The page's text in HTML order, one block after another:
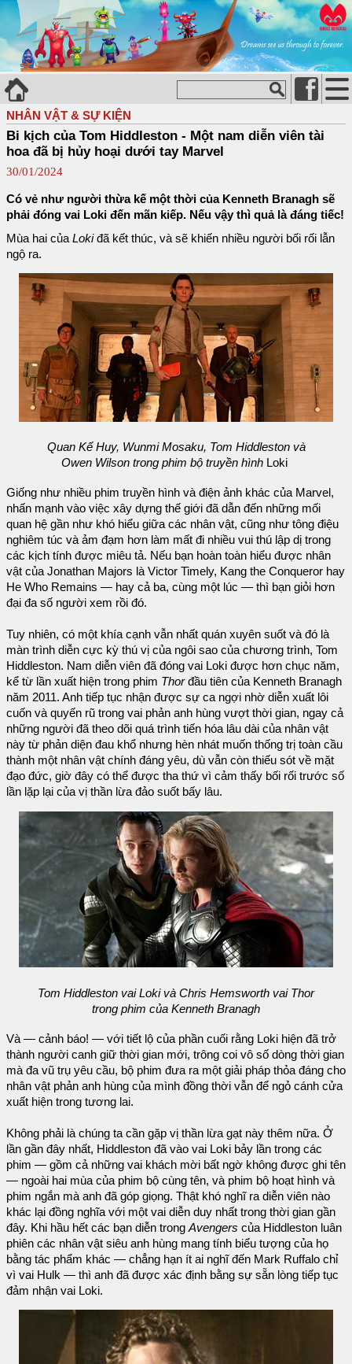
NHÂN VẬT & SỰ KIỆN
Bi kịch của Tom Hiddleston - Một nam diễn viên tài
hoa đã bị hủy hoại dưới tay Marvel
30/01/2024
Có vẻ như người thừa kế một thời của Kenneth Branagh sẽ
phải đóng vai Loki đến mãn kiếp. Nếu vậy thì quả là đáng tiếc!
Mùa hai của Lokiđã kết thúc, và sẽ khiến nhiều người bối rối lẫn
ngộ ra.
Quan Kế Huy, Wunmi Mosaku, Tom Hiddleston và
Owen Wilson trong phim bộ truyền hình Loki
Giống như nhiều phim truyền hình và điện ảnh khác của Marvel,
nhấn mạnh vào việc xây dựng thế giới đã dẫn đến những mối
quan hệ gần như khó hiểu giữa các nhân vật, cũng như tông điệu
nghiêm túc và ảm đạm hơn làm mất đi nhiều vui thú lập dị trong
các kịch tính được miêu tả. Nếu bạn hoàn toàn hiểu được nhân
vật của Jonathan Majors là Victor Timely, Kang the Conqueror hay
He Who Remains — hay cả ba, cùng một lúc — thì bạn giỏi hơn
đại đa số người xem rồi đó.
Tuy nhiên, có một khía cạnh vẫn nhất quán xuyên suốt và đó là
màn trình diễn cực kỳ thú vị của ngôi sao của chương trình, Tom
Hiddleston. Nam diễn viên đã đóng vai Loki được hơn chục năm,
kể từ lần xuất hiện trong phim Thorđầu tiên của Kenneth Branagh
năm 2011. Anh tiếp tục nhận được sự ca ngợi nhờ diễn xuất lôi
cuốn và quyến rũ trong vai phản anh hùng vượt thời gian, ngay cả
những người đã theo dõi quá trình tiến hóa lâu dài của nhân vật
này từ phản diện đau khổ nhưng hèn nhát muốn thống trị toàn cầu
thành một nhân vật chính đáng yêu, dù vẫn còn thiếu sót về mặt
đạo đức, giờ đây có thể được tha thứ vì cảm thấy bối rối trước số
lần lặp lại của vị thần lừa đảo suốt bấy lâu.
Tom Hiddleston vai Loki và Chris Hemsworth vai Thor
trong phim của Kenneth Branagh
Và — cảnh báo! — với tiết lộ của phần cuối rằng Loki hiện đã trở
thành người canh giữ thời gian mới, trông coi vô số dòng thời gian
mà đa vũ trụ yêu cầu, bộ phim đưa ra một giải pháp thỏa đáng cho
nhân vật phản anh hùng của mình đồng thời vẫn để ngỏ cánh cửa
xuất hiện trong tương lai.
Không phải là chúng ta cần gặp vị thần lừa gạt này thêm nữa. Ở
lần gần đây nhất, Hiddleston đã vào vai Loki bảy lần trong các
phim — gồm cả những vai khách mời bất ngờ không được ghi tên
— ngoài hai mùa của phim bộ cùng tên, và phim bộ hoạt hình và
phim ngắn mà anh đã góp giọng. Thật khó nghĩ ra diễn viên nào
khác lại đồng nghĩa với một vai diễn duy nhất trong thời gian gần
đây. Khi hầu hết các bạn diễn trong Avengers của Hiddleston luân
phiên các nhân vật siêu anh hùng mang tính biểu tượng của họ
bằng tác phẩm khác — chẳng hạn ít ai nghĩ đến Mark Ruffalo chỉ
vì vai Hulk — thì anh đã được xác định bằng sự sẵn lòng tiếp tục
đảm nhận vai Loki.